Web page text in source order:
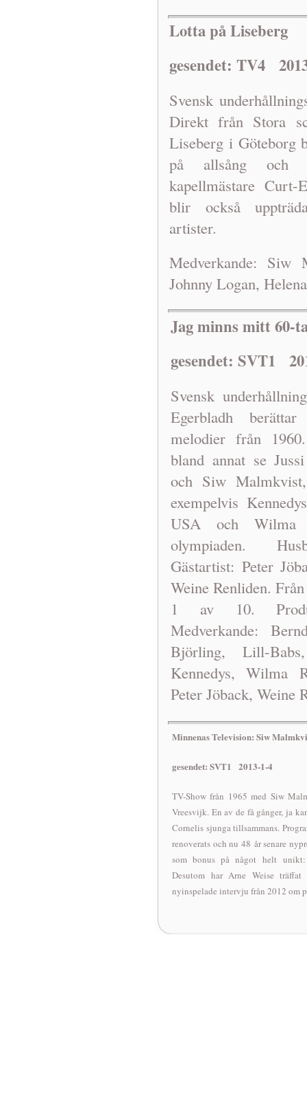
Lotta på Liseberg
gesendet: TV4
Svensk underh
Direkt från Stora
Liseberg i Göteborg
på allsång och
kapellmästare
blir också
artister.
Medverkande: Siw
Johnny Logan,
Jag minns mitt 60-
gesendet: SVT1
Svensk
Egerbladh
melodier från
bland annat se
och Siw
exempelvis
USA och Wilma
olympiaden.
Gästartist: Peter
Weine Renliden.
1 av 10.
Medverkande:
Björling, Lill-
Kennedys, Wilma
Peter Jöback, Weine
Minnenas Television: Siw
gesendet: SVT1 2013-1-4
TV-Show från 1965 med Siw
Vreesvijk. En av de få gånger, ja
Cornelis sjunga tillsammans.
renoverats och nu 48 år senare
som bonus på något helt
Desutom har Arne Weise
nyinspelade intervju från 2012 om